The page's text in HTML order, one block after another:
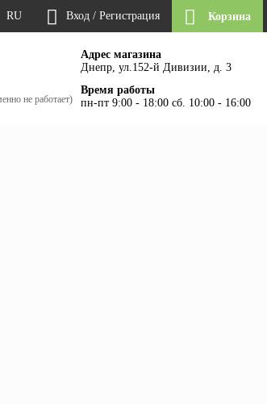
RU Вход / Регистрация Корзина
не работает)
Адрес магазина
Днепр, ул.152-й Дивизии, д. 3
Время работы
пн-пт 9:00 - 18:00 сб. 10:00 - 16:00